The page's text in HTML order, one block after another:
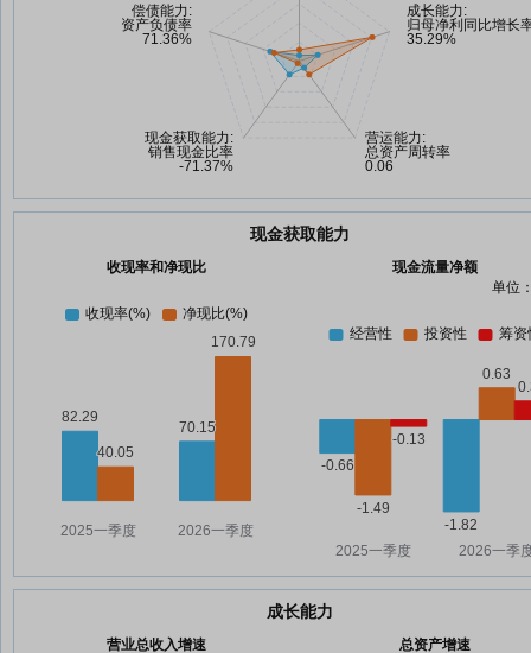
现金获取能力
收现率和净现比
现金流量净额
单位
成长能力
营业总收入增速 总资产增速